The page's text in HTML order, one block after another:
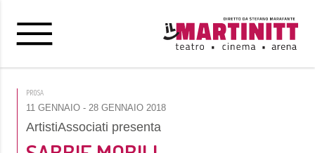
PROSA
11 GENNAIO - 28 GENNAIO 2018
ArtistiAssociati presenta